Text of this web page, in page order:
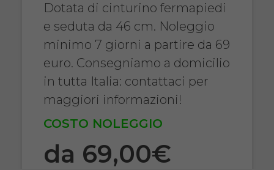
Dotata di cinturino fermapiedi
e seduta da 46 cm. Noleggio
minimo 7 giorni a partire da 69
euro. Consegniamo a domicilio
in tutta Italia: contattaci per
maggiori informazioni!
COSTO NOLEGGIO
da 69,00€